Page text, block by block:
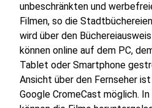
unbeschränkten und
Filmen, so die
wird über den
können online auf dem PC,
Tablet oder Smartphone
Ansicht über den Fernseher
Google CromeCast möglich.